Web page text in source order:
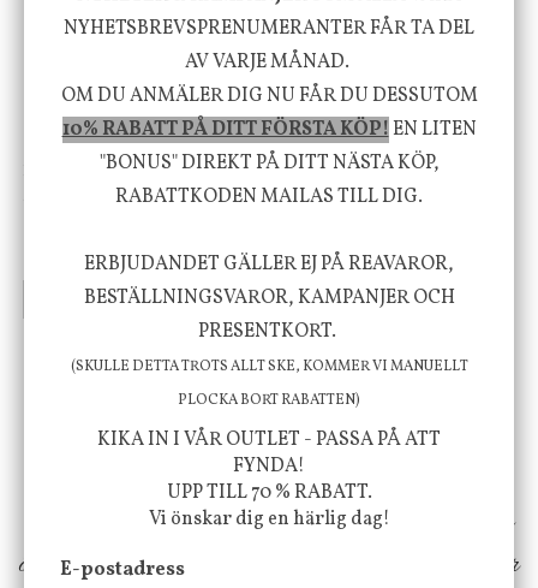
House Doctor
Skål, Hands marmor
635 kr795 kr
-20%
KÖP
Nicolas Vahé
Serveringsfat, Ostron,
415 kr
INFO KÖP
Vi vill förmedla känsla, upplevelse och
välbefinnande för dig och ditt hem! Med
inspiration från naturen och dess färgpalett
erbjuder vi omsorgsfullt utvalda produkter som
ökar trivsel i ditt hem och ger det lilla extra för
NYHETSBREVSPRENUMERANTER FÅR TA DEL
AV VARJE MÅNAD.
OM DU ANMÄLER DIG NU FÅR DU DESSUTOM
10% RABATT PÅ DITT FÖRSTA KÖP!EN LITEN
"BONUS" DIREKT PÅ DITT NÄSTA KÖP,
RABATTKODEN MAILAS TILL DIG.
ERBJUDANDET GÄLLER EJ PÅ REAVAROR,
BESTÄLLNINGSVAROR, KAMPANJER OCH
PRESENTKORT.
(SKULLE DETTA TROTS ALLT SKE, KOMMER VI MANUELLT
PLOCKA BORT RABATTEN)
KIKA IN I VÅR OUTLET - PASSA PÅ ATT
FYNDA!
UPP TILL 70 % RABATT.
Vi önskar dig en härlig dag!
E-postadress